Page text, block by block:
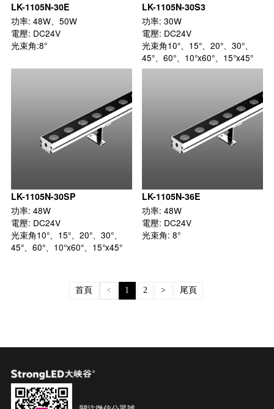
LK-1105N-30E
功率: 48W、50W
電壓: DC24V
光束角:8°
LK-1105N-30S3
功率: 30W
電壓: DC24V
光束角10°、15°、20°、30°、
LK-1105N-30SP
功率: 48W
電壓: DC24V
光束角10°、15°、20°、30°、
LK-1105N-36E
功率: 48W
電壓: DC24V
首頁 < 1 2 > 尾頁